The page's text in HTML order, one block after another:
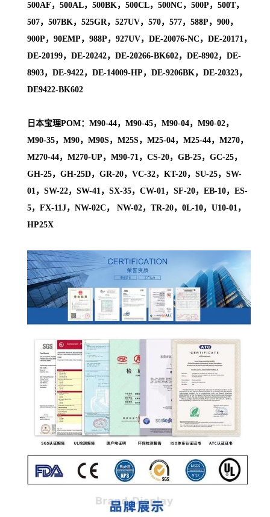
500AF，500AL，500BK，500CL，500NC，500P，500T，
507，507BK，525GR，527UV，570，577，588P，900，
900P，90EMP，988P，927UV，DE-20076-NC，DE-20171，
DE-20199，DE-20242，DE-20266-BK602，DE-8902，DE-
8903，DE-9422，DE-14009-HP，DE-9206BK，DE-20323，
DE9422-BK602
日本宝理POM：M90-44，M90-45，M90-04，M90-02，
M90-35，M90，M90S，M25S，M25-04，M25-44，M270，
M270-44，M270-UP，M90-71，CS-20，GB-25，GC-25，
GH-25，GH-25D，GR-20，VC-32，KT-20，SU-25，SW-
01，SW-22，SW-41，SX-35，CW-01，SF-20，EB-10，ES-
5，FX-11J，NW-02C， NW-02，TR-20，0L-10，U10-01，
HP25X